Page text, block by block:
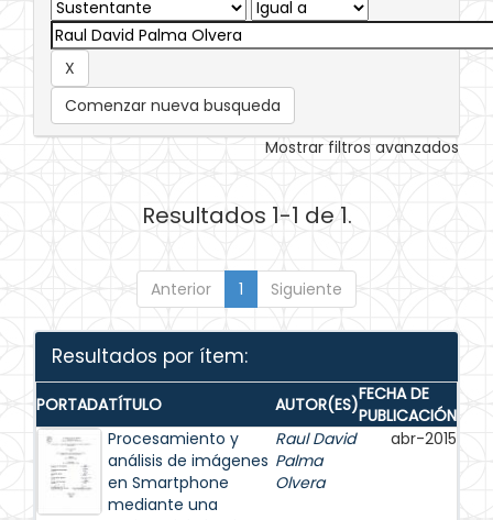
Comenzar nueva busqueda
Mostrar filtros avanzados
Resultados 1-1 de 1.
Anterior 1 Siguiente
Resultados por ítem:
PORTADATÍTULO AUTOR(ES)FECHA DE
PUBLICACIÓN
Procesamiento y
análisis de imágenes
en Smartphone
mediante una
Raul David
Palma
Olvera
abr-2015